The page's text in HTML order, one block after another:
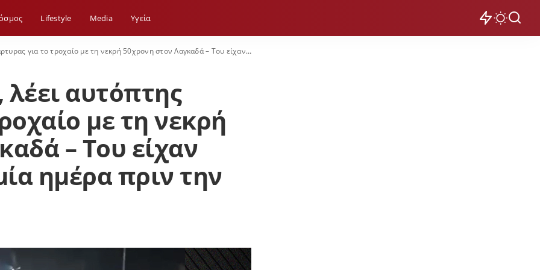
Lifestyle Media Yγεία
με τη νεκρή 50χρονη στον Λαγκαδά – Του είχαν πάρει τα κλειδιά μία ημέρα πριν την τραγωδία
αυτόπτης
με τη νεκρή
– Του είχαν
ημέρα πριν την